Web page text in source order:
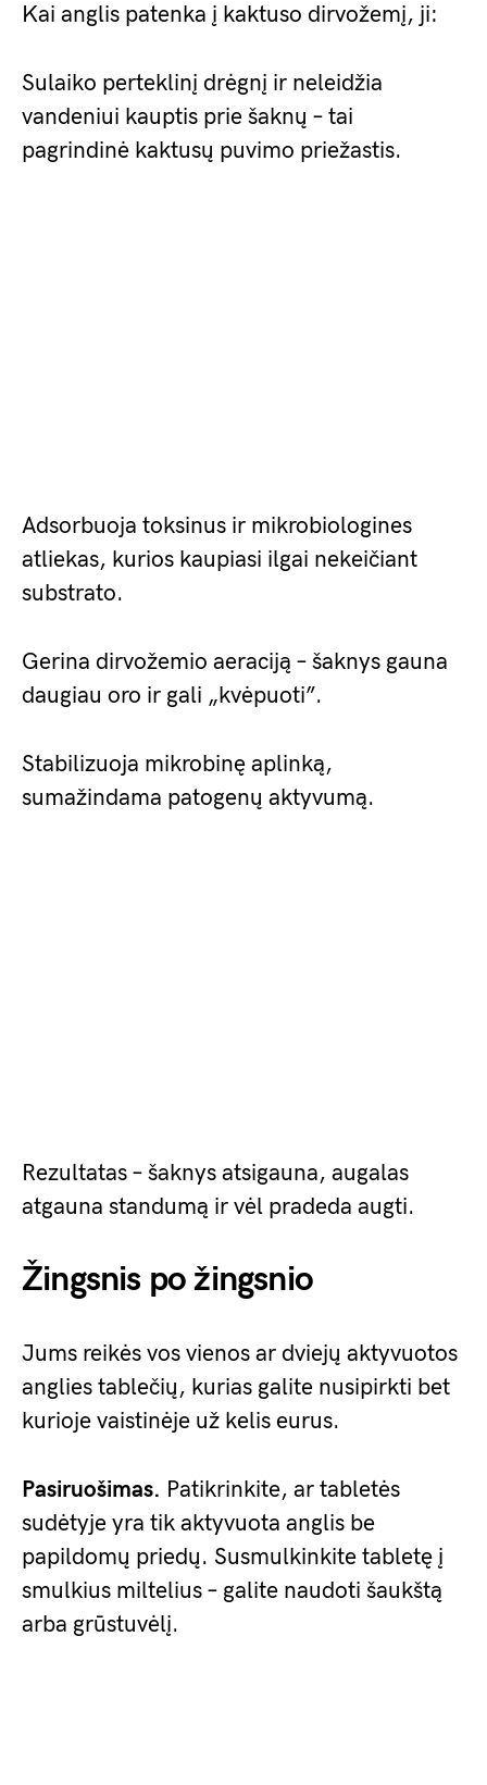
Kai anglis patenka į kaktuso dirvožemį, ji:
Sulaiko perteklinį drėgnį ir neleidžia
vandeniui kauptis prie šaknų – tai
pagrindinė kaktusų puvimo priežastis.
Adsorbuoja toksinus ir mikrobiologines
atliekas, kurios kaupiasi ilgai nekeičiant
substrato.
Gerina dirvožemio aeraciją – šaknys gauna
daugiau oro ir gali „kvėpuoti”.
Stabilizuoja mikrobinę aplinką,
sumažindama patogenų aktyvumą.
Rezultatas – šaknys atsigauna, augalas
atgauna standumą ir vėl pradeda augti.
Žingsnis po žingsnio
Jums reikės vos vienos ar dviejų aktyvuotos
anglies tablečių, kurias galite nusipirkti bet
kurioje vaistinėje už kelis eurus.
Pasiruošimas. Patikrinkite, ar tabletės
sudėtyje yra tik aktyvuota anglis be
papildomų priedų. Susmulkinkite tabletę į
smulkius miltelius – galite naudoti šaukštą
arba grūstuvėlį.